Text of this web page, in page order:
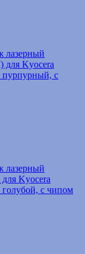
лазерный
для Kyocera
пурпурный, с
лазерный
Kyocera
с чипом